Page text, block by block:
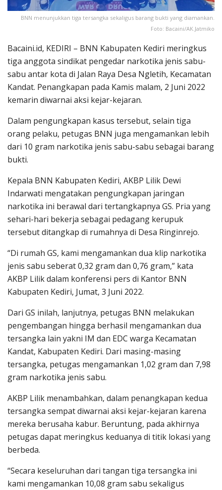
BNN menunjukkan tiga tersangka sekaligus barang bukti yang diamankan.
Foto: Bacaini/AK.Jatmiko
Bacaini.id, KEDIRI – BNN Kabupaten Kediri meringkus
tiga anggota sindikat pengedar narkotika jenis sabu-
sabu antar kota di Jalan Raya Desa Ngletih, Kecamatan
Kandat. Penangkapan pada Kamis malam, 2 Juni 2022
kemarin diwarnai aksi kejar-kejaran.
Dalam pengungkapan kasus tersebut, selain tiga
orang pelaku, petugas BNN juga mengamankan lebih
dari 10 gram narkotika jenis sabu-sabu sebagai barang
bukti.
Kepala BNN Kabupaten Kediri, AKBP Lilik Dewi
Indarwati mengatakan pengungkapan jaringan
narkotika ini berawal dari tertangkapnya GS. Pria yang
sehari-hari bekerja sebagai pedagang kerupuk
tersebut ditangkap di rumahnya di Desa Ringinrejo.
“Di rumah GS, kami mengamankan dua klip narkotika
jenis sabu seberat 0,32 gram dan 0,76 gram,” kata
AKBP Lilik dalam konferensi pers di Kantor BNN
Kabupaten Kediri, Jumat, 3 Juni 2022.
Dari GS inilah, lanjutnya, petugas BNN melakukan
pengembangan hingga berhasil mengamankan dua
tersangka lain yakni IM dan EDC warga Kecamatan
Kandat, Kabupaten Kediri. Dari masing-masing
tersangka, petugas mengamankan 1,02 gram dan 7,98
gram narkotika jenis sabu.
AKBP Lilik menambahkan, dalam penangkapan kedua
tersangka sempat diwarnai aksi kejar-kejaran karena
mereka berusaha kabur. Beruntung, pada akhirnya
petugas dapat meringkus keduanya di titik lokasi yang
berbeda.
“Secara keseluruhan dari tangan tiga tersangka ini
kami mengamankan 10,08 gram sabu sekaligus